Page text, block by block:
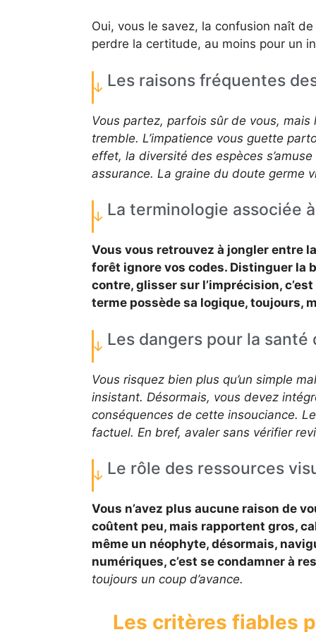
Oui, vous le savez, la confusion naît
perdre la certitude, au moins pour un
Les raisons fréquentes
Vous partez, parfois sûr de vous, mais
tremble. L’impatience vous guette
effet, la diversité des espèces
assurance. La graine du doute germe
La terminologie associée
Vous vous retrouvez à jongler entre
forêt ignore vos codes. Distinguer la
contre, glisser sur l’imprécision,
terme possède sa logique, toujours,
Les dangers pour la
Vous risquez bien plus qu’un simple
insistant. Désormais, vous devez
conséquences de cette insouciance.
factuel. En bref, avaler sans vérifier
Le rôle des ressources
Vous n’avez plus aucune raison de
coûtent peu, mais rapportent gros,
même un néophyte, désormais,
numériques, c’est se condamner à
toujours un coup d’avance.
Les critères fiables